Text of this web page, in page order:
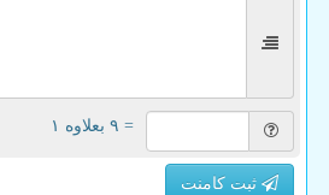
= ۹ بعلاوه ۱
ثبت کامنت